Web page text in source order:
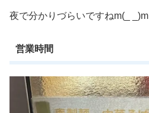
夜で分かりづらいですねm(_ _)m
営業時間